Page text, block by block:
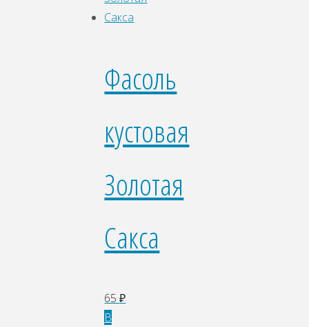
Фасоль
кустовая
Золотая
Сакса
65₽
В